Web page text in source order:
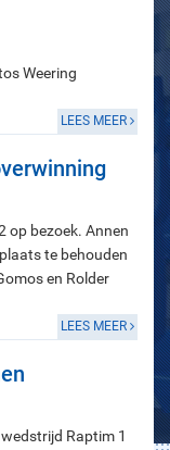
Weering
LEES MEER
op bezoek. Annen
te behouden
en Rolder
LEES MEER
Raptim 1